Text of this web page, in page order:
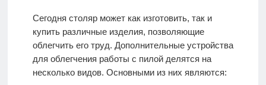
Сегодня столяр может как изготовить, так и
купить различные изделия, позволяющие
облегчить его труд. Дополнительные устройства
для облегчения работы с пилой делятся на
несколько видов. Основными из них являются: